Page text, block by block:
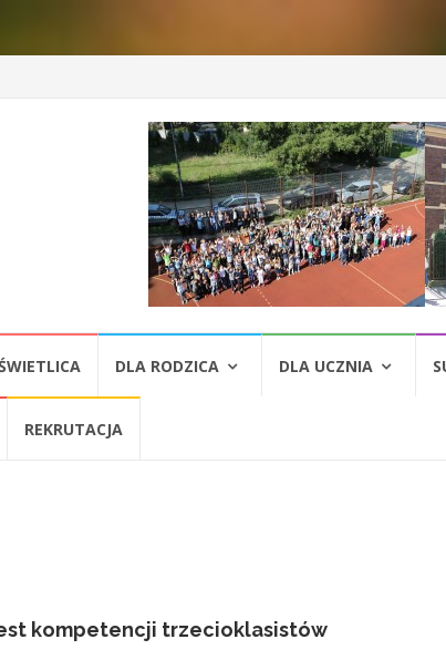
DLA RODZICA DLA UCZNIA
REKRUTACJA
kompetencji trzecioklasistów